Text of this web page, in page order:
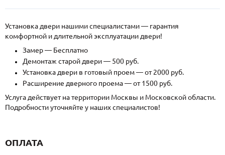
Установка двери нашими специалистами — гарантия
комфортной и длительной эксплуатации двери!
Замер — Бесплатно
Демонтаж старой двери — 500 руб.
Установка двери в готовый проем — от 2000 руб.
Расширение дверного проема — от 1500 руб.
Услуга действует на территории Москвы и Московской области.
Подробности уточняйте у наших специалистов!
ОПЛАТА